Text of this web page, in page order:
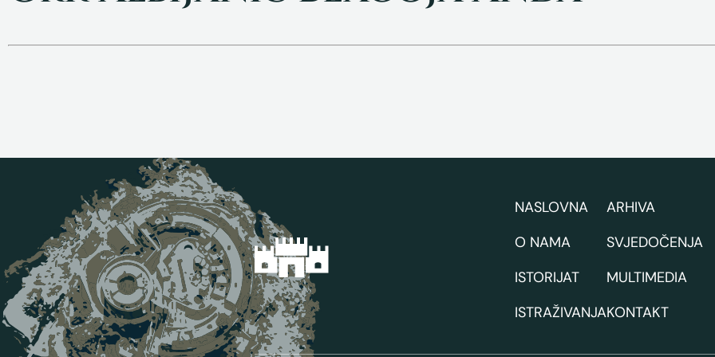
NASLOVNA
O NAMA
ISTORIJAT
ISTRAŽIVANJA
ARHIVA
SVJEDOČENJA
MULTIMEDIA
KONTAKT